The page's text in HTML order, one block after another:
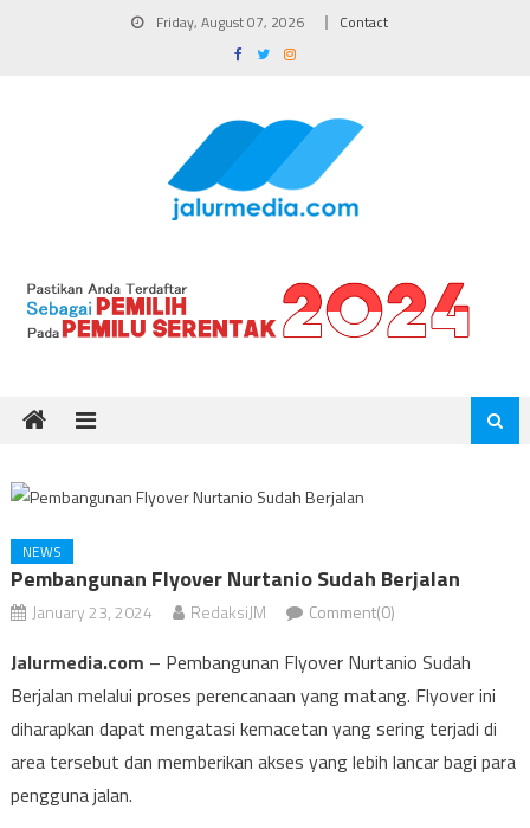
Friday, August 07, 2026 Contact
NEWS
Pembangunan Flyover Nurtanio Sudah Berjalan
January 23, 2024 RedaksiJM Comment(0)
Jalurmedia.com – Pembangunan Flyover Nurtanio Sudah
Berjalan melalui proses perencanaan yang matang. Flyover ini
diharapkan dapat mengatasi kemacetan yang sering terjadi di
area tersebut dan memberikan akses yang lebih lancar bagi para
pengguna jalan.